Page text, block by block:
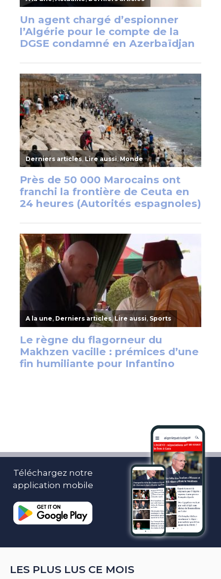
Téléchargez notre
application mobile
LES PLUS LUS CE MOIS